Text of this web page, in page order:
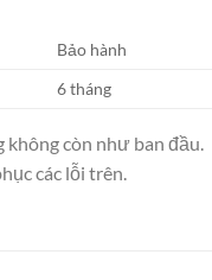
Bảo hành
6 tháng
còn như ban đầu.
các lỗi trên.